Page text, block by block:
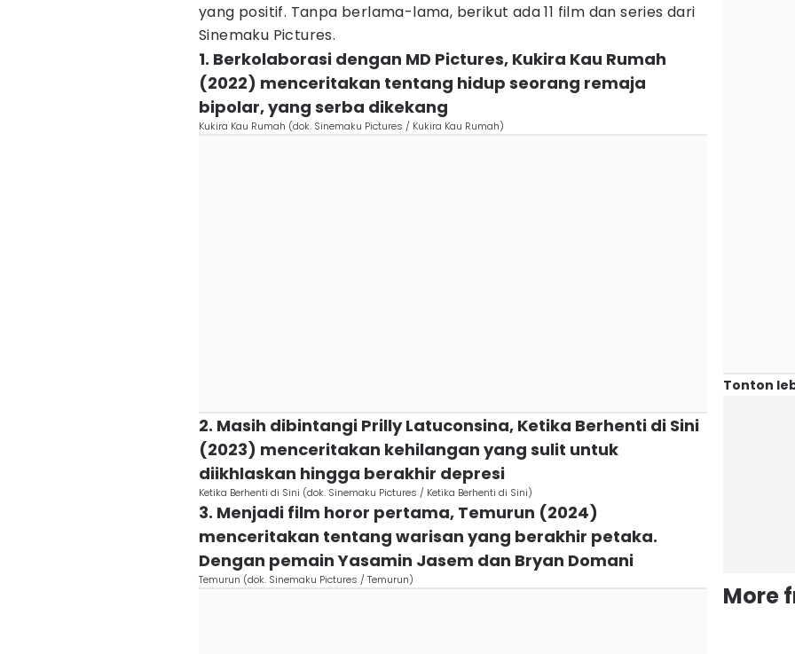
yang positif. Tanpa berlama-lama, berikut ada 11 film dan series dari
Sinemaku Pictures.
1. Berkolaborasi dengan MD Pictures, Kukira Kau Rumah
(2022) menceritakan tentang hidup seorang remaja
bipolar, yang serba dikekang
Kukira Kau Rumah (dok. Sinemaku Pictures / Kukira Kau Rumah)
2. Masih dibintangi Prilly Latuconsina, Ketika Berhenti di Sini
(2023) menceritakan kehilangan yang sulit untuk
diikhlaskan hingga berakhir depresi
Ketika Berhenti di Sini (dok. Sinemaku Pictures / Ketika Berhenti di Sini)
3. Menjadi film horor pertama, Temurun (2024)
menceritakan tentang warisan yang berakhir petaka.
Dengan pemain Yasamin Jasem dan Bryan Domani
Temurun (dok. Sinemaku Pictures / Temurun)
Tonton
More